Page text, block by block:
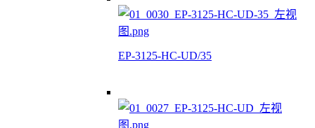
EP-3125-HC-UD/35